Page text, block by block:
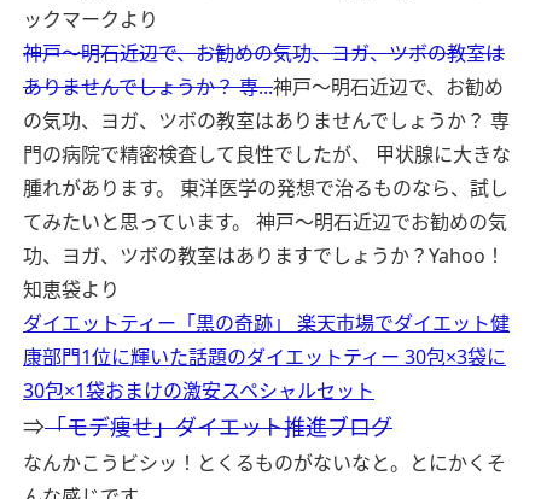
ックマークより
神戸～明石近辺で、お勧めの気功、ヨガ、ツボの教室は
ありませんでしょうか？ 専...神戸～明石近辺で、お勧め
の気功、ヨガ、ツボの教室はありませんでしょうか？ 専
門の病院で精密検査して良性でしたが、 甲状腺に大きな
腫れがあります。 東洋医学の発想で治るものなら、試し
てみたいと思っています。 神戸～明石近辺でお勧めの気
功、ヨガ、ツボの教室はありますでしょうか？Yahoo！
知恵袋より
ダイエットティー「黒の奇跡」 楽天市場でダイエット健
康部門1位に輝いた話題のダイエットティー 30包×3袋に
30包×1袋おまけの激安スペシャルセット
⇒「モデ痩せ」ダイエット推進ブログ
なんかこうビシッ！とくるものがないなと。とにかくそ